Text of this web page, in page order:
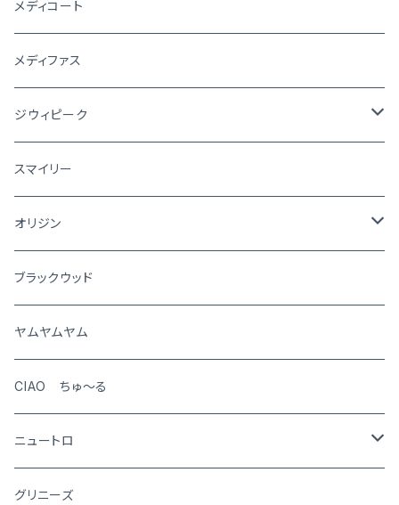
メディコート
メディファス
ジウィピーク
犬
猫
スマイリー
オリジン
犬
猫
ブラックウッド
ヤムヤムヤム
CIAO ちゅ～る
ニュートロ
シュプレモ
グリニーズ